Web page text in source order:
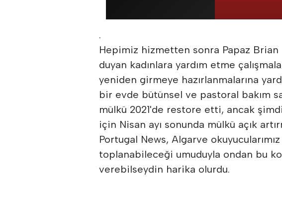
.
Hepimiz hizmetten sonra Papaz
duyan kadınlara yardım etme
yeniden girmeye hazırlanmalarına
bir evde bütünsel ve pastoral bakım
mülkü 2021'de restore etti, ancak
için Nisan ayı sonunda mülkü açık
Portugal News, Algarve okuyucularımız
toplanabileceği umuduyla ondan bu
verebilseydin harika olurdu.